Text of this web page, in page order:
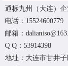
通标九州（大连）
电话：15524600779
邮箱：
Q Q：53914398
地址：大连市甘井